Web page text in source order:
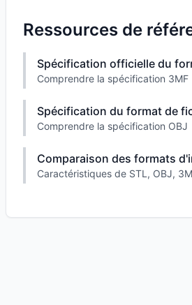
Ressources de
Spécification officielle du
Comprendre la spécification 3MF
Spécification du format de
Comprendre la spécification OBJ
Comparaison des formats
Caractéristiques de STL, OBJ,